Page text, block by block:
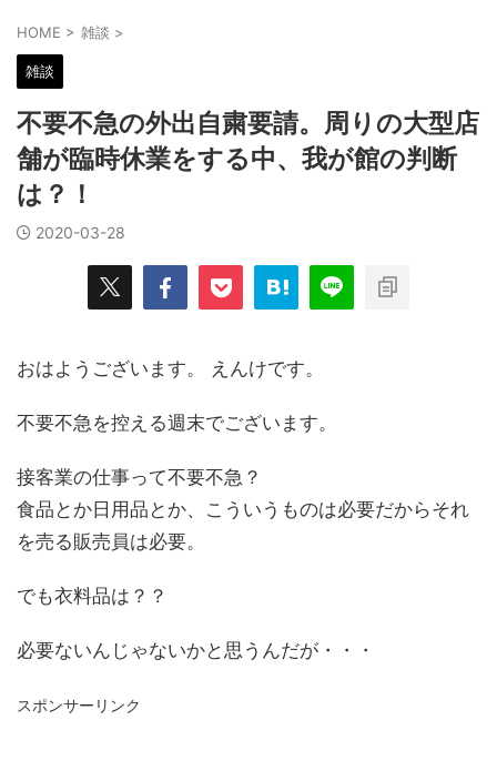
HOME > 雑談 >
雑談
不要不急の外出自粛要請。周りの大型店
舗が臨時休業をする中、我が館の判断
は？！
2020-03-28
おはようございます。 えんけです。
不要不急を控える週末でございます。
接客業の仕事って不要不急？
食品とか日用品とか、こういうものは必要だからそれ
を売る販売員は必要。
でも衣料品は？？
必要ないんじゃないかと思うんだが・・・
スポンサーリンク